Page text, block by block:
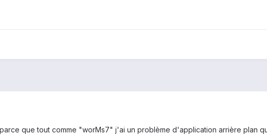
que tout comme "worMs7" j'ai un problème d'application arrière plan